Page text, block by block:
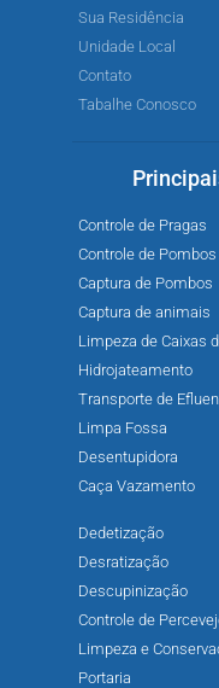
Sua Residência
Unidade Local
Contato
Tabalhe Conosco
Controle de Pragas
Controle de Pombos
Captura de Pombos
Captura de animais
Limpeza de Caixas
Hidrojateamento
Transporte de
Limpa Fossa
Desentupidora
Caça Vazamento
Dedetização
Desratização
Descupinização
Controle de
Limpeza e
Portaria